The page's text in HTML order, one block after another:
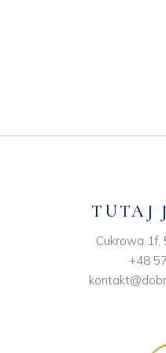
TUTAJ
Cukrowa 1f,
+48